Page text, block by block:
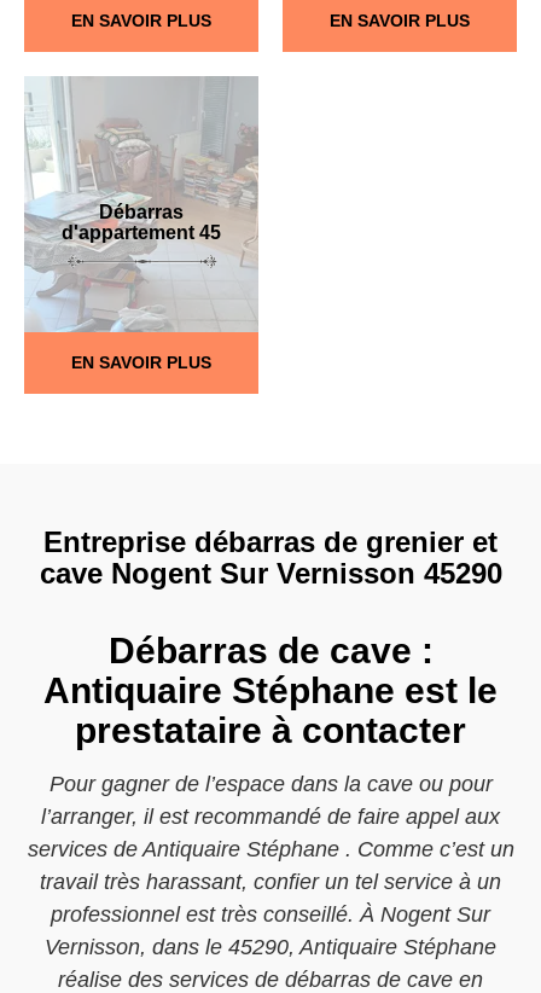
EN SAVOIR PLUS EN SAVOIR PLUS
Débarras
d'appartement 45
EN SAVOIR PLUS
Entreprise débarras de grenier et
cave Nogent Sur Vernisson 45290
Débarras de cave :
Antiquaire Stéphane est le
prestataire à contacter
Pour gagner de l’espace dans la cave ou pour
l’arranger, il est recommandé de faire appel aux
services de Antiquaire Stéphane . Comme c’est un
travail très harassant, confier un tel service à un
professionnel est très conseillé. À Nogent Sur
Vernisson, dans le 45290, Antiquaire Stéphane
réalise des services de débarras de cave en